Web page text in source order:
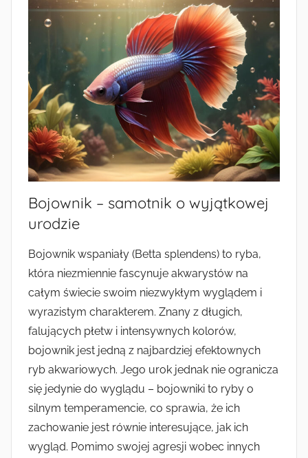
Bojownik – samotnik o wyjątkowej
urodzie
Bojownik wspaniały (Betta splendens) to ryba,
która niezmiennie fascynuje akwarystów na
całym świecie swoim niezwykłym wyglądem i
wyrazistym charakterem. Znany z długich,
falujących płetw i intensywnych kolorów,
bojownik jest jedną z najbardziej efektownych
ryb akwariowych. Jego urok jednak nie ogranicza
się jedynie do wyglądu – bojowniki to ryby o
silnym temperamencie, co sprawia, że ich
zachowanie jest równie interesujące, jak ich
wygląd. Pomimo swojej agresji wobec innych